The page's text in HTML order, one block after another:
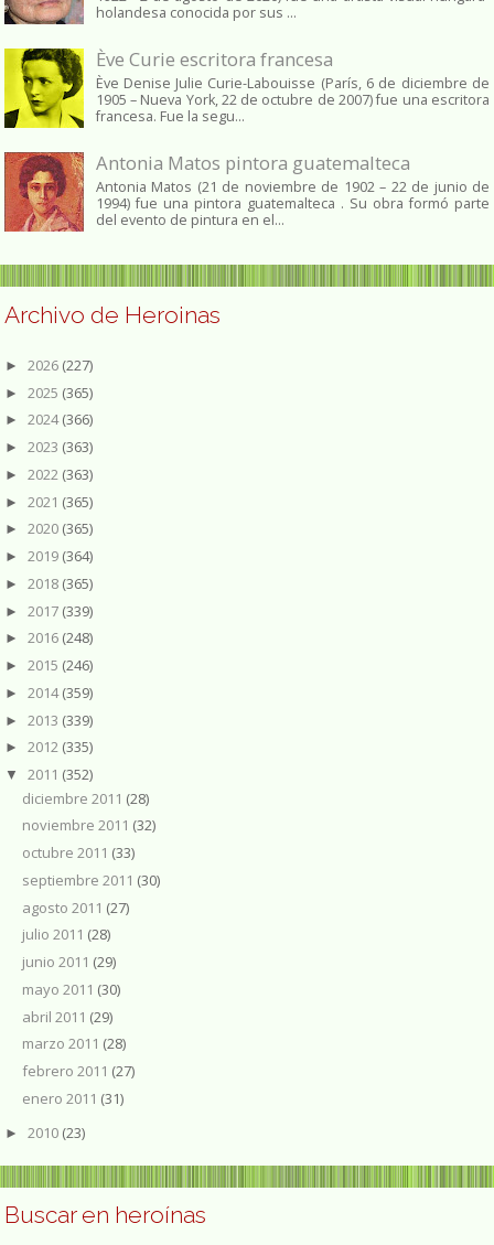
holandesa conocida por sus ...
Ève Curie escritora francesa
Ève Denise Julie Curie-Labouisse (París, 6 de diciembre de
1905 – Nueva York, 22 de octubre de 2007) fue una escritora
francesa. Fue la segu...
Antonia Matos pintora guatemalteca
Antonia Matos (21 de noviembre de 1902 – 22 de junio de
1994) fue una pintora guatemalteca . Su obra formó parte
del evento de pintura en el...
Archivo de Heroinas
► 2026 (227)
► 2025 (365)
► 2024(366)
► 2023 (363)
► 2022 (363)
► 2021 (365)
► 2020 (365)
► 2019 (364)
► 2018 (365)
► 2017 (339)
► 2016 (248)
► 2015 (246)
► 2014(359)
► 2013 (339)
► 2012 (335)
▼ 2011 (352)
diciembre 2011 (28)
noviembre 2011 (32)
octubre 2011 (33)
septiembre 2011 (30)
agosto 2011 (27)
julio 2011 (28)
junio 2011 (29)
mayo 2011 (30)
abril 2011 (29)
marzo 2011 (28)
febrero 2011 (27)
enero 2011 (31)
► 2010 (23)
Buscar en heroínas